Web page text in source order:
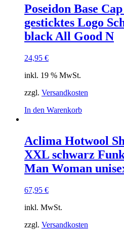
Poseidon Base
gesticktes Logo
black All Good N
24,95 €
inkl. 19 % MwSt.
zzgl. Versandkosten
In den Warenkorb
Aclima Hotwool
XXL schwarz
Man Woman
67,95 €
inkl. MwSt.
zzgl. Versandkosten